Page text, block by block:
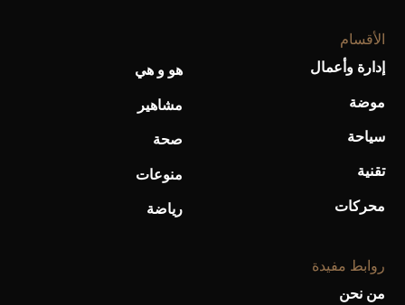
الأقسام
إدارة وأعمال
موضة
سياحة
تقنية
محركات
هو و هي
مشاهير
صحة
منوعات
رياضة
روابط مفيدة
من نحن